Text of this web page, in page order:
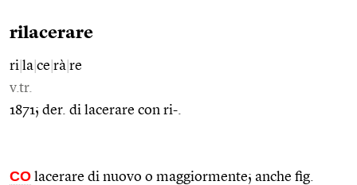
rilacerare
ri la ce rà re
v.tr.
1871; der. di lacerare con ri-.
CO lacerare di nuovo o maggiormente; anche fig.